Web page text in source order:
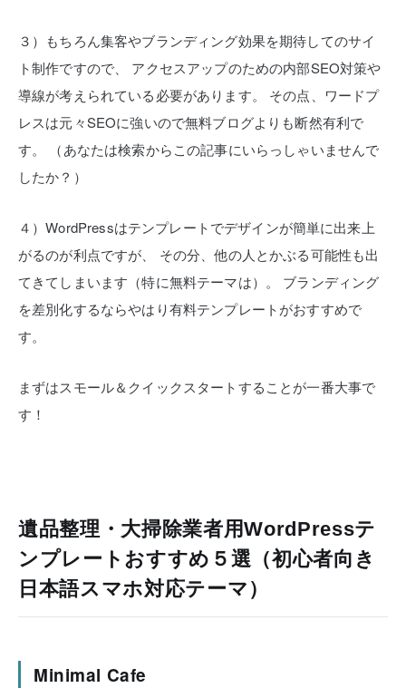
３）もちろん集客やブランディング効果を期待してのサイ
ト制作ですので、
アクセスアップのための内部SEO対策や
導線が考えられている必要があります。
その点、ワードプ
レスは元々SEOに強いので無料ブログよりも断然有利で
す。
（あなたは検索からこの記事にいらっしゃいませんで
したか？）
４）WordPressはテンプレートでデザインが簡単に出来上
がるのが利点ですが、
その分、他の人とかぶる可能性も出
てきてしまいます（特に無料テーマは）。
ブランディング
を差別化するならやはり有料テンプレートがおすすめで
す。
まずはスモール＆クイックスタートすることが一番大事で
す！
遺品整理・大掃除業者用WordPressテ
ンプレートおすすめ５選（初心者向き
日本語スマホ対応テーマ）
Minimal Cafe